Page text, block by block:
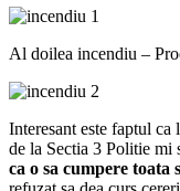
Al doilea incendiu –
Interesant este faptul
de la Sectia 3 Politie mi
ca o sa cumpere toata